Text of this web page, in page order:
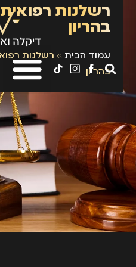
רשלנות רפואית
בהריון
עמוד הבית» רשלנות
בהריון